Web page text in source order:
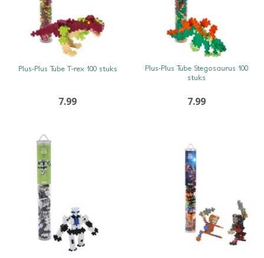
Plus-Plus Tube T-rex 100 stuks
7.99
SNEL BEKIJKEN
Plus-Plus Tube Stegosaurus 100
stuks
7.99